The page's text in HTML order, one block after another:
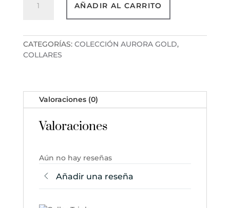
Triple
cantidad
AÑADIR AL CARRITO
CATEGORÍAS: COLECCIÓN AURORA GOLD,
COLLARES
Valoraciones (0)
Valoraciones
Aún no hay reseñas
Añadir una reseña